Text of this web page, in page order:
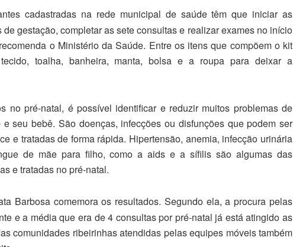
cadastradas na rede municipal de saúde têm que iniciar as
gestação, completar as sete consultas e realizar exames no início
o Ministério da Saúde. Entre os itens que compõem o kit
toalha, banheira, manta, bolsa e a roupa para deixar a
no pré-natal, é possível identificar e reduzir muitos problemas de
seu bebê. São doenças, infecções ou disfunções que podem ser
e tratadas de forma rápida. Hipertensão, anemia, infecção urinária
de mãe para filho, como a aids e a sífilis são algumas das
e tratadas no pré-natal.
Barbosa comemora os resultados. Segundo ela, a procura pelas
e a média que era de 4 consultas por pré-natal já está atingido as
comunidades ribeirinhas atendidas pelas equipes móveis também